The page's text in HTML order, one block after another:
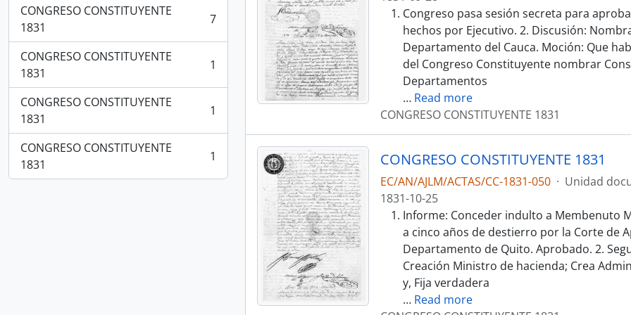
CONGRESO CONSTITUYENTE
1831
, 7 resultados 7
CONGRESO CONSTITUYENTE
1831
, 1 resultados 1
CONGRESO CONSTITUYENTE
1831
, 1 resultados 1
CONGRESO CONSTITUYENTE
1831
, 1 resultados 1
Congreso pasa sesión secreta para
hechos por Ejecutivo. 2. Discusión:
Departamento del Cauca. Moción: Que
del Congreso Constituyente nombrar
Departamentos
… Read more
CONGRESO CONSTITUYENTE 1831
CONGRESO CONSTITUYENTE 1831
EC/AN/AJLM/ACTAS/CC-1831-050 · Unidad
1831-10-25
Informe: Conceder indulto a Membenuto
a cinco años de destierro por la Corte de
Departamento de Quito. Aprobado. 2.
Creación Ministro de hacienda; Crea
y, Fija verdadera
… Read more